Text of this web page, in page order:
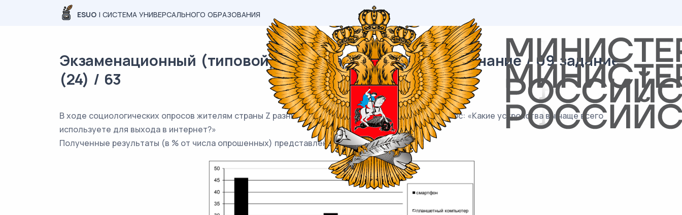
ESUO | СИСТЕМА УНИВЕРСАЛЬНОГО ОБРАЗОВАНИЯ
Экзаменационный (типовой) материал ЕГЭ / Обществознание / 09 задание
(24) / 63
В ходе социологических опросов жителям страны Z разных возрастных категорий задавали вопрос: «Какие устройства вы чаще всего
используете для выхода в интернет?»
Полученные результаты (в % от числа опрошенных) представлены в виде диаграммы.